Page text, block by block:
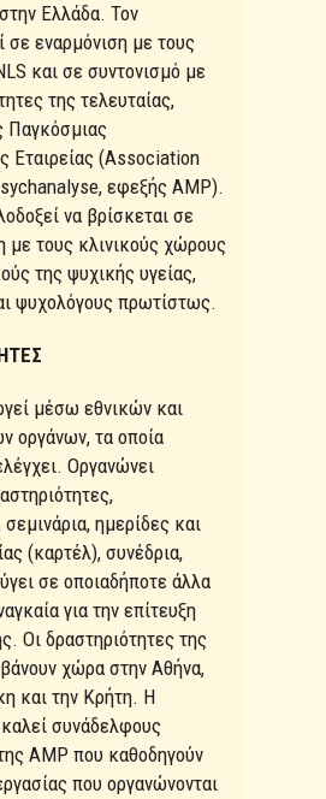
Ελλάδα. Τον
σε εναρμόνιση με τους
και σε συντονισμό με
της τελευταίας,
Παγκόσμιας
Εταιρείας (Association
εφεξής ΑΜΡ).
να βρίσκεται σε
με τους κλινικούς χώρους
της ψυχικής υγείας,
ψυχολόγους πρωτίστως.
μέσω εθνικών και
οργάνων, τα οποία
Οργανώνει
ημερίδες και
(καρτέλ), συνέδρια,
σε οποιαδήποτε άλλα
για την επίτευξη
Οι δραστηριότητες της
χώρα στην Αθήνα,
και την Κρήτη. Η
συνάδελφους
AMP που καθοδηγούν
που οργανώνονται